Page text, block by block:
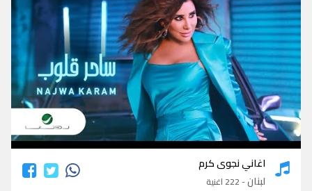
كلمات اغاني نجوى كرم
اغاني نجوى كرم
لبنان- 222 اغنية